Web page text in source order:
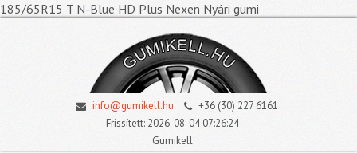
185/65R15 T N-Blue HD Plus Nexen Nyári gumi
info@gumikell.hu
+36 (30) 227 6161
Frissített: 2026-08-04 07:26:24
Gumikell